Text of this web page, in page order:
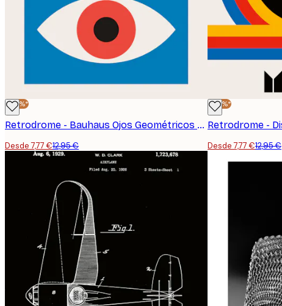
-40%*
Retrodrome - Bauhaus Ojos Geométricos Póster
Desde 7,77 €12,95 €
-40%*
Desde 7,77 €12,95 €